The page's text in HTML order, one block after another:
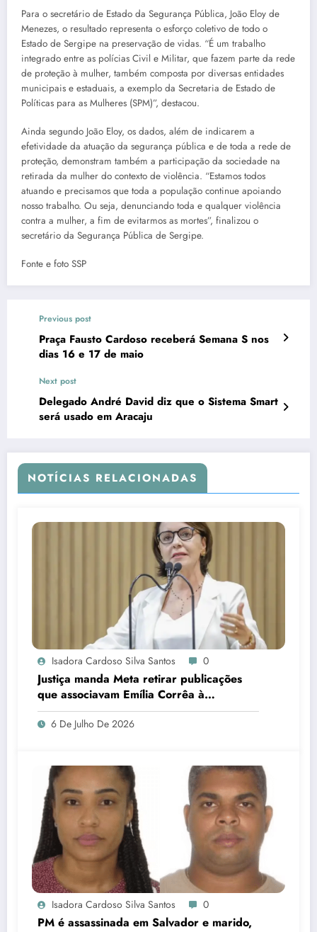
Para o secretário de Estado da Segurança Pública, João Eloy de
Menezes, o resultado representa o esforço coletivo de todo o
Estado de Sergipe na preservação de vidas. “É um trabalho
integrado entre as polícias Civil e Militar, que fazem parte da rede
de proteção à mulher, também composta por diversas entidades
municipais e estaduais, a exemplo da Secretaria de Estado de
Políticas para as Mulheres (SPM)”, destacou.
Ainda segundo João Eloy, os dados, além de indicarem a
efetividade da atuação da segurança pública e de toda a rede de
proteção, demonstram também a participação da sociedade na
retirada da mulher do contexto de violência. “Estamos todos
atuando e precisamos que toda a população continue apoiando
nosso trabalho. Ou seja, denunciando toda e qualquer violência
contra a mulher, a fim de evitarmos as mortes”, finalizou o
secretário da Segurança Pública de Sergipe.
Fonte e foto SSP
Previous post
Praça Fausto Cardoso receberá Semana S nos
dias 16 e 17 de maio
Next post
Delegado André David diz que o Sistema Smart
será usado em Aracaju
NOTÍCIAS RELACIONADAS
Isadora Cardoso Silva Santos 0
Justiça manda Meta retirar publicações
que associavam Emília Corrêa à
corrupção e identificar responsáveis
6 De Julho De 2026
Isadora Cardoso Silva Santos 0
PM é assassinada em Salvador e marido,